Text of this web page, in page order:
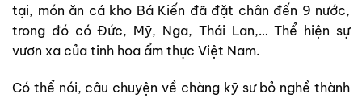
tại, món ăn cá kho Bá Kiến đã đặt chân đến 9 nước,
trong đó có Đức, Mỹ, Nga, Thái Lan,… Thể hiện sự
vươn xa của tinh hoa ẩm thực Việt Nam.
Có thể nói, câu chuyện về chàng kỹ sư bỏ nghề thành